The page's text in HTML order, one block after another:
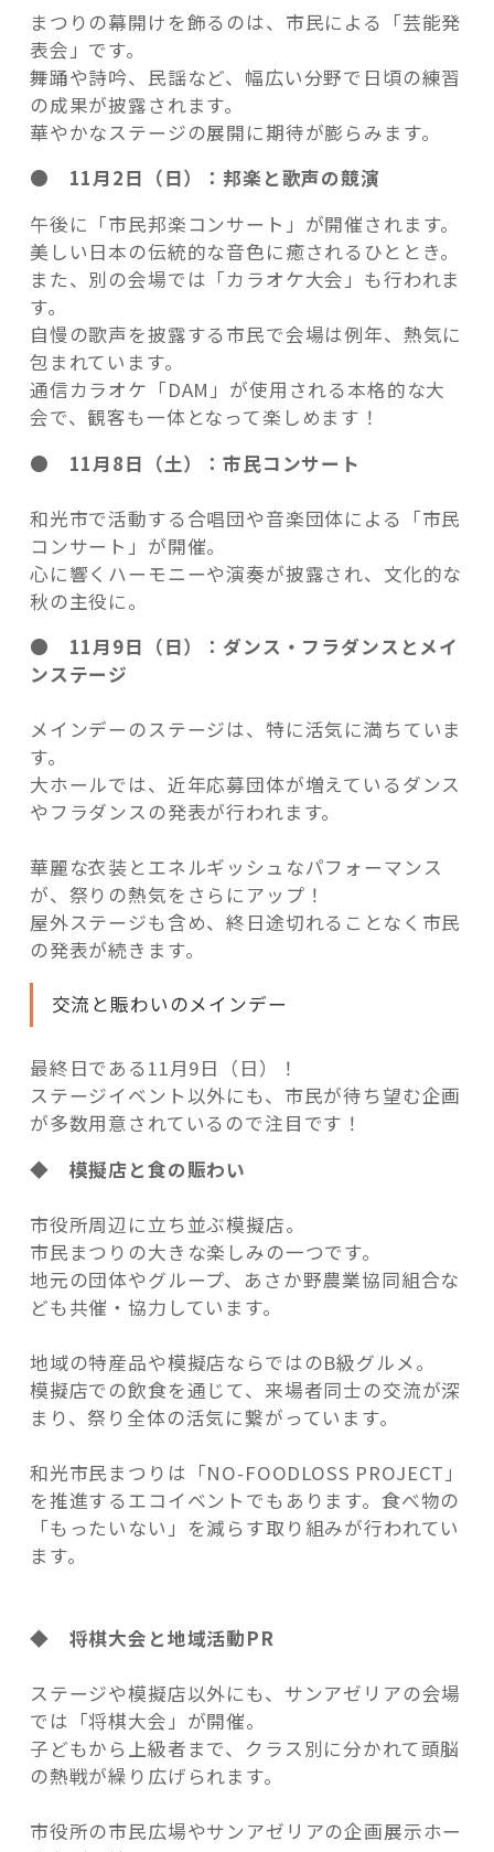
まつりの幕開けを飾るのは、市民による「芸能発
表会」です。
舞踊や詩吟、民謡など、幅広い分野で日頃の練習
の成果が披露されます。
華やかなステージの展開に期待が膨らみます。
● 11月2日（日）：邦楽と歌声の競演
午後に「市民邦楽コンサート」が開催されます。
美しい日本の伝統的な音色に癒されるひととき。
また、別の会場では「カラオケ大会」も行われま
す。
自慢の歌声を披露する市民で会場は例年、熱気に
包まれています。
通信カラオケ「DAM」が使用される本格的な大
会で、観客も一体となって楽しめます！
● 11月8日（土）：市民コンサート
和光市で活動する合唱団や音楽団体による「市民
コンサート」が開催。
心に響くハーモニーや演奏が披露され、文化的な
秋の主役に。
● 11月9日（日）：ダンス・フラダンスとメイ
ンステージ
メインデーのステージは、特に活気に満ちていま
す。
大ホールでは、近年応募団体が増えているダンス
やフラダンスの発表が行われます。
華麗な衣装とエネルギッシュなパフォーマンス
が、祭りの熱気をさらにアップ！
屋外ステージも含め、終日途切れることなく市民
の発表が続きます。
交流と賑わいのメインデー
最終日である11月9日（日）！
ステージイベント以外にも、市民が待ち望む企画
が多数用意されているので注目です！
◆ 模擬店と食の賑わい
市役所周辺に立ち並ぶ模擬店。
市民まつりの大きな楽しみの一つです。
地元の団体やグループ、あさか野農業協同組合な
ども共催・協力しています。
地域の特産品や模擬店ならではのB級グルメ。
模擬店での飲食を通じて、来場者同士の交流が深
まり、祭り全体の活気に繋がっています。
和光市民まつりは「NO-FOODLOSS PROJECT」
を推進するエコイベントでもあります。食べ物の
「もったいない」を減らす取り組みが行われてい
ます。
◆ 将棋大会と地域活動PR
ステージや模擬店以外にも、サンアゼリアの会場
では「将棋大会」が開催。
子どもから上級者まで、クラス別に分かれて頭脳
の熱戦が繰り広げられます。
市役所の市民広場やサンアゼリアの企画展示ホー